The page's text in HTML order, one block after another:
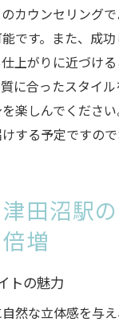
カウンセリング
です。また、成
上がりに近づけ
に合ったスタイ
楽しんでくださ
する予定ですので
田沼駅
増
トの魅力
然な立体感を与